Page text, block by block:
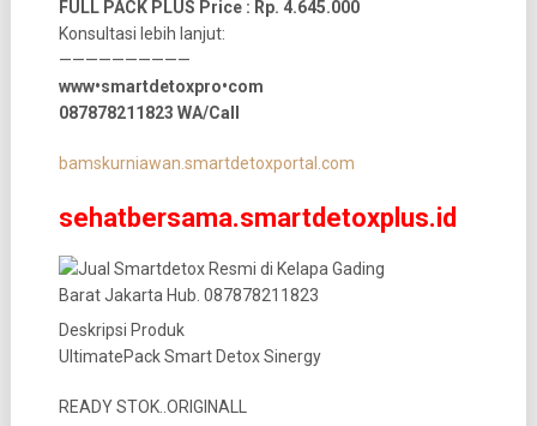
FULL PACK PLUS Price : Rp. 4.645.000
Konsultasi lebih lanjut:
——————————
www•smartdetoxpro•com
087878211823 WA/Call
bamskurniawan.smartdetoxportal.com
sehatbersama.smartdetoxplus.id
Deskripsi Produk
UltimatePack Smart Detox Sinergy
READY STOK..ORIGINALL